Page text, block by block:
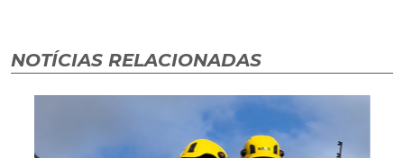
NOTÍCIAS RELACIONADAS